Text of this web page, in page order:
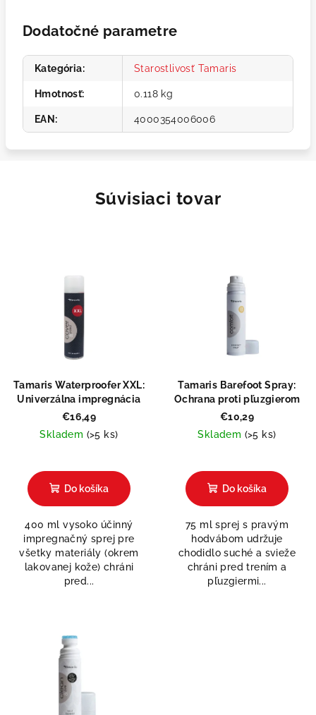
Dodatočné parametre
Kategória: Starostlivosť Tamaris
Hmotnosť: 0.118 kg
EAN : 4000354006006
Súvisiaci tovar
Tamaris Waterproofer XXL:
Univerzálna impregnácia
€16,49
Skladem (>5 ks)
hodnotenie
produktu
z
5
hviezdičiek.
Do košíka
400 ml vysoko účinný
impregnačný sprej pre
všetky materiály (okrem
lakovanej kože) chráni
pred...
Tamaris Barefoot Spray:
Ochrana proti pľuzgierom
€10,29
Skladem (>5 ks)
Do košíka
75 ml sprej s pravým
hodvábom udržuje
chodidlo suché a svieže
chráni pred trením a
pľuzgiermi...